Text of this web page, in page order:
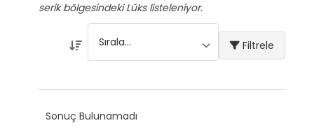
serik bölgesindeki Lüks listeleniyor.
Filtrele
Sonuç Bulunamadı